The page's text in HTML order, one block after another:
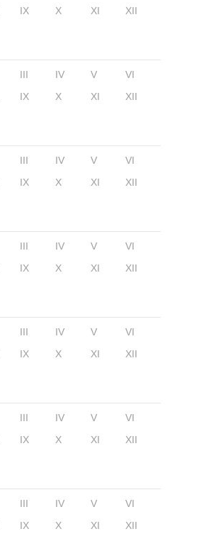
IX X XI XII
III IV V
VI
IX X XI XII
III IV V
VI
IX X XI XII
III IV V
VI
IX X XI XII
III IV V
VI
IX X XI XII
III IV V
VI
IX X XI XII
III IV V
VI
IX X XI XII